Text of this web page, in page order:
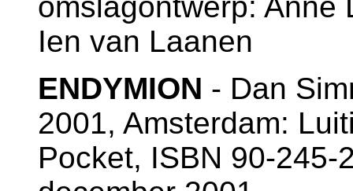
omslagontwerp: Anne
Ien van Laanen
ENDYMION - Dan
2001, Amsterdam:
Pocket, ISBN 90-